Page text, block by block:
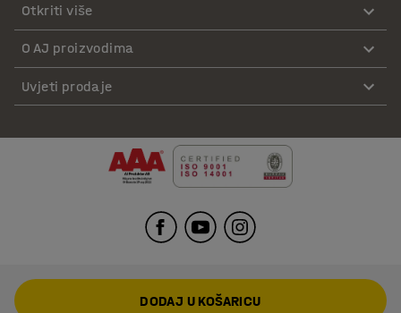
Otkriti više
O AJ proizvodima
Uvjeti prodaje
DODAJ U KOŠARICU